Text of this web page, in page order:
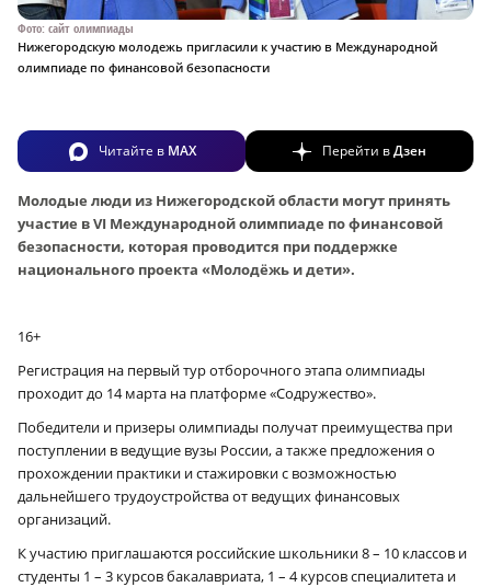
Фото: сайт олимпиады
Нижегородскую молодежь пригласили к участию в Международной
олимпиаде по финансовой безопасности
Читайте в MAX Перейти вДзен
Молодые люди из Нижегородской области могут принять
участие в VI Международной олимпиаде по финансовой
безопасности, которая проводится при поддержке
национального проекта «Молодёжь и дети».
16+
Регистрация на первый тур отборочного этапа олимпиады
проходит до 14 марта на платформе «Содружество».
Победители и призеры олимпиады получат преимущества при
поступлении в ведущие вузы России, а также предложения о
прохождении практики и стажировки с возможностью
дальнейшего трудоустройства от ведущих финансовых
организаций.
К участию приглашаются российские школьники 8 – 10 классов и
студенты 1 – 3 курсов бакалавриата, 1 – 4 курсов специалитета и